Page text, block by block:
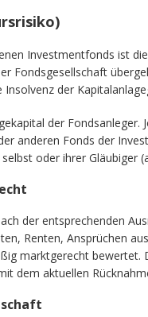
Investmentfonds ist
Fondsgesellschaft
der
der Fondsanleger.
anderen Fonds der
oder ihrer Gläubiger
der entsprechenden
Renten, Ansprüchen
marktgerecht bewertet.
dem aktuellen